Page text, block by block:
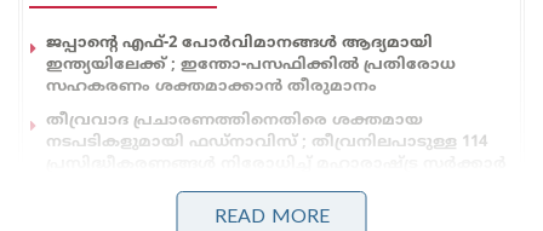
ജപ്പാന്റെ എഫ്-2 പോർവിമാനങ്ങൾ ആദ്യമായി
ഇന്ത്യയിലേക്ക് ; ഇന്തോ-പസഫിക്കിൽ പ്രതിരോധ
സഹകരണം ശക്തമാക്കാൻ തീരുമാനം
തീവ്രവാദ പ്രചാരണത്തിനെതിരെ ശക്തമായ
നടപടികളുമായി ഫഡ്നാവിസ് ; തീവ്രനിലപാടുള്ള 114
READ MORE